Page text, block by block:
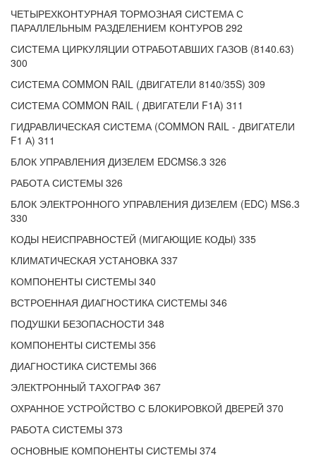
ЧЕТЫРЕХКОНТУРНАЯ ТОРМОЗНАЯ СИСТЕМА С
ПАРАЛЛЕЛЬНЫМ РАЗДЕЛЕНИЕМ КОНТУРОВ 292
СИСТЕМА ЦИРКУЛЯЦИИ ОТРАБОТАВШИХ ГАЗОВ (8140.63)
300
СИСТЕМА COMMON RAIL (ДВИГАТЕЛИ 8140/35S) 309
СИСТЕМА COMMON RAIL ( ДВИГАТЕЛИ F1A) 311
ГИДРАВЛИЧЕСКАЯ СИСТЕМА (COMMON RAIL - ДВИГАТЕЛИ
F1 А) 311
БЛОК УПРАВЛЕНИЯ ДИЗЕЛЕМ EDCMS6.3 326
РАБОТА СИСТЕМЫ 326
БЛОК ЭЛЕКТРОННОГО УПРАВЛЕНИЯ ДИЗЕЛЕМ (EDC) MS6.3
330
КОДЫ НЕИСПРАВНОСТЕЙ (МИГАЮЩИЕ КОДЫ) 335
КЛИМАТИЧЕСКАЯ УСТАНОВКА 337
КОМПОНЕНТЫ СИСТЕМЫ 340
ВСТРОЕННАЯ ДИАГНОСТИКА СИСТЕМЫ 346
ПОДУШКИ БЕЗОПАСНОСТИ 348
КОМПОНЕНТЫ СИСТЕМЫ 356
ДИАГНОСТИКА СИСТЕМЫ 366
ЭЛЕКТРОННЫЙ ТАХОГРАФ 367
ОХРАННОЕ УСТРОЙСТВО С БЛОКИРОВКОЙ ДВЕРЕЙ 370
РАБОТА СИСТЕМЫ 373
ОСНОВНЫЕ КОМПОНЕНТЫ СИСТЕМЫ 374